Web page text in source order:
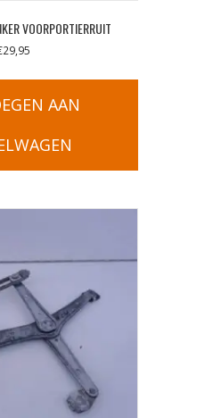
VOORPORTIERRUIT
29,95
AAN